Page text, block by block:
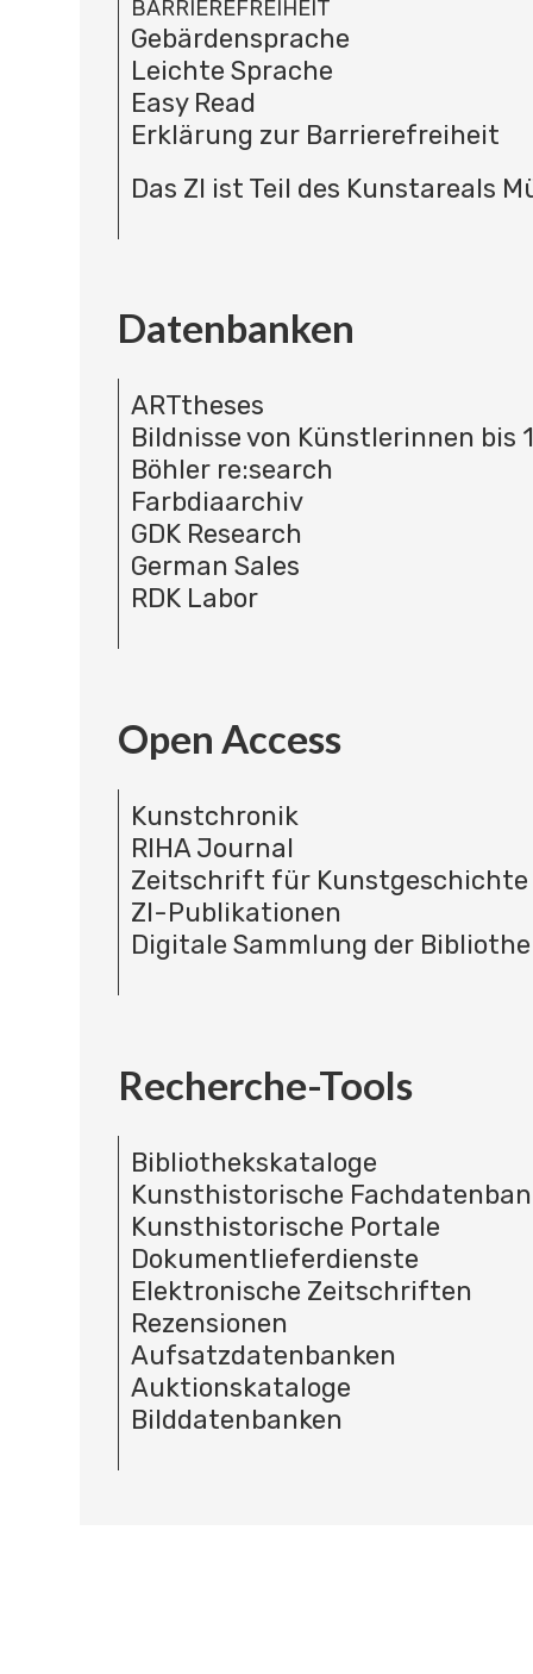
BARRIEREFREIHEIT
Gebärdensprache
Leichte Sprache
Easy Read
Erklärung zur Barrierefreiheit
Das ZI ist Teil des Kunstareals
Datenbanken
ARTtheses
Bildnisse von Künstlerinnen bis
Böhler re:search
Farbdiaarchiv
GDK Research
German Sales
RDK Labor
Open Access
Kunstchronik
RIHA Journal
Zeitschrift für Kunstgeschichte
ZI-Publikationen
Digitale Sammlung der
Recherche-Tools
Bibliothekskataloge
Kunsthistorische
Kunsthistorische Portale
Dokumentlieferdienste
Elektronische Zeitschriften
Rezensionen
Aufsatzdatenbanken
Auktionskataloge
Bilddatenbanken